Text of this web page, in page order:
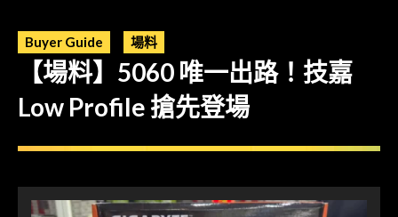
Buyer Guide 場料
【場料】5060 唯一出路！技嘉
Low Profile 搶先登場